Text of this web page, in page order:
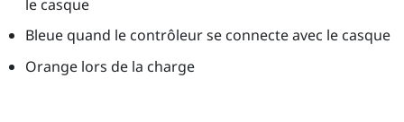
le casque
Bleue quand le contrôleur se connecte avec le casque
Orange lors de la charge